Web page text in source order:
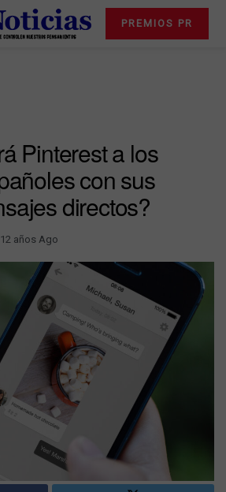
PREMIOS PR
Pinterest a los
con sus
directos?
12 años Ago